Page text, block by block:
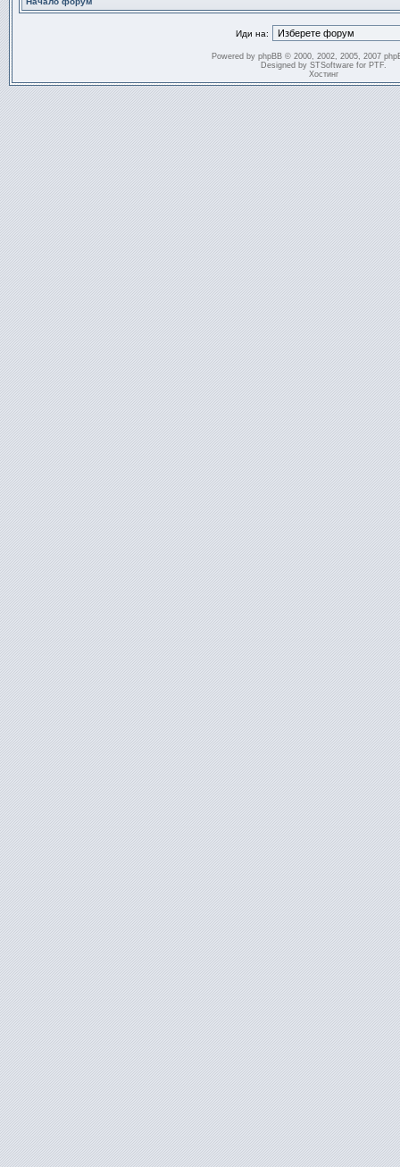
Иди на:
Powered by phpBB© 2000, 2002, 2005, 2007
Designed by STSoftwarefor PTF.
Хостинг